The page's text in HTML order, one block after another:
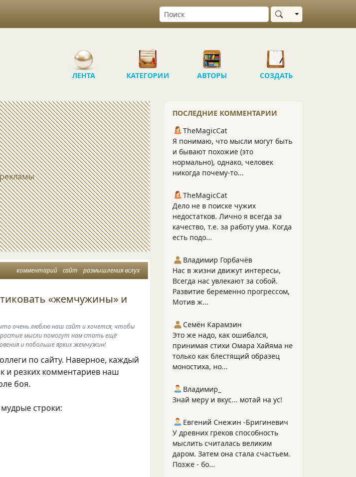
Выбрать область
ЛЕНТА КАТЕГОРИИ АВТОРЫ СОЗДАТЬ
комментарий сайт размышления вслух
«жемчужины» и
очень люблю наш сайт и хочется, чтобы
мысли помогут нам стать ещё
и побольше ярких жемчужин!
по сайту. Наверное, каждый
и резких комментариев наш
боя.
строки:
ПОСЛЕДНИЕ КОММЕНТАРИИ
TheMagicCat
Я понимаю, что мысли могут быть
и бывают похожие (это
нормально), однако, человек
никогда почему-то...
TheMagicCat
Дело не в поиске чужих
недостатков. Лично я всегда за
качество, т.е. за работу ума. Когда
есть подо...
Владимир Горбачёв
Нас в жизни движут интересы,
Всегда нас увлекают за собой.
Развитие беременно прогрессом,
Мотив ж...
Семён Карамзин
Это же надо, как ошибался,
принимая стихи Омара Хайяма не
только как блестящий образец
моностиха, но...
Владимир_
Знай меру и вкус... мотай на ус!
Евгений Снежин -Бригиневич
У древних греков способность
мыслить считалась великим
даром. Затем она стала счастьем.
Позже - бо...